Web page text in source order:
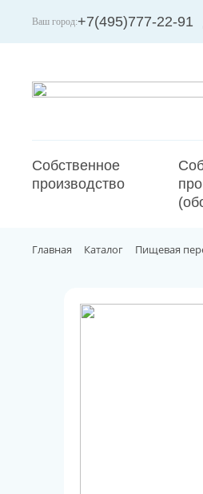
Ваш город:+7(495)777-22-91
Москва
Собственное
производство
Главная Каталог Пищевая